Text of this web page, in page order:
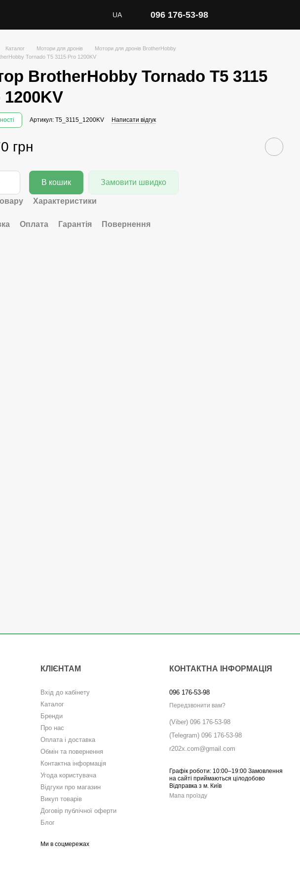
UA 096 176-53-98
Каталог Мотори для дронів
Мотори для дронів BrotherHobby
Tornado T5 3115 Pro 1200KV
BrotherHobby Tornado T5 3115
1200KV
Артикул: T5_3115_1200KV Написати відгук
грн
В кошик Замовити швидко
Характеристики
Оплата Гарантія Повернення
КЛІЄНТАМ
Вхід до кабінету
Каталог
Бренди
Про нас
Оплата і доставка
Обмін та повернення
Контактна інформація
Угода користувача
Відгуки про магазин
Викуп товарів
Договір публічної оферти
Блог
Ми в соцмережах
КОНТАКТНА ІНФОРМАЦІЯ
096 176-53-98
Передзвонити вам?
(Viber) 096 176-53-98
(Telegram) 096 176-53-98
r202x.com@gmail.com
Графік роботи: 10:00–19:00 Замовлення
на сайті приймаються цілодобово
Відправка з м. Київ
Мапа проїзду